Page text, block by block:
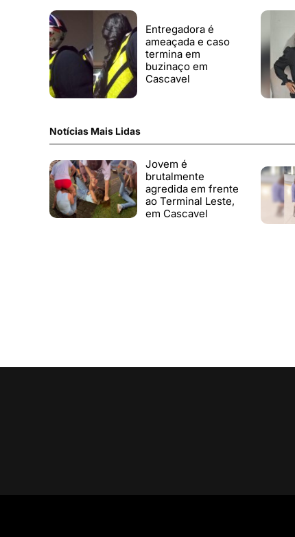
Entregadora é
ameaçada e caso
termina em
buzinaço em
Cascavel
Notícias Mais Lidas
Jovem é
brutalmente
agredida em frente
ao Terminal Leste,
em Cascavel